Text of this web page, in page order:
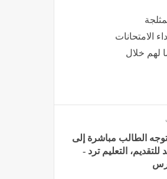
الامتحانات
لهم خلال
2026، مصير توجه الطالب مباشرة إلى
التعليم ترد -